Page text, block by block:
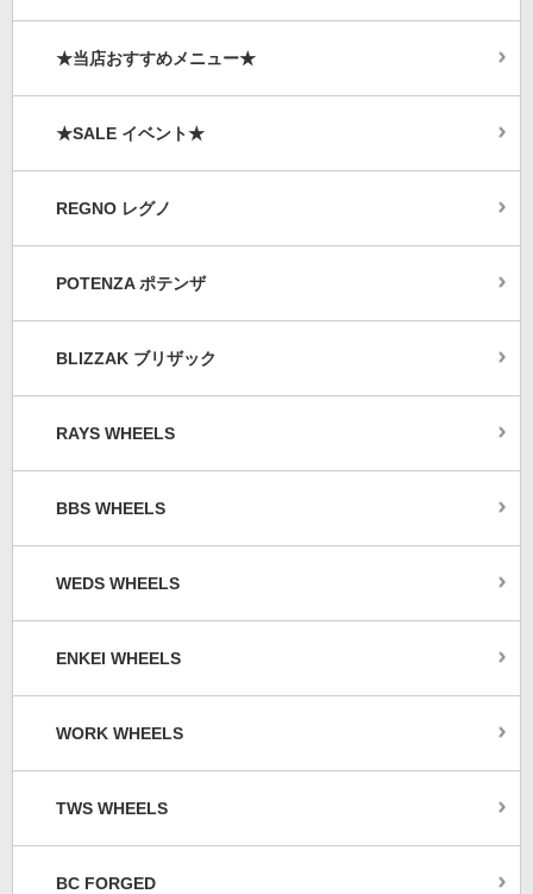
★当店おすすめメニュー★
★SALE イベント★
REGNO レグノ
POTENZA ポテンザ
BLIZZAK ブリザック
RAYS WHEELS
BBS WHEELS
WEDS WHEELS
ENKEI WHEELS
WORK WHEELS
TWS WHEELS
BC FORGED